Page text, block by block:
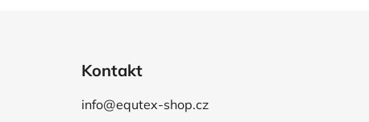
Kontakt
info@equtex-shop.cz